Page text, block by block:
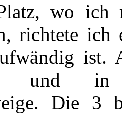
wo ich
richtete
ist.
und in
Die 3